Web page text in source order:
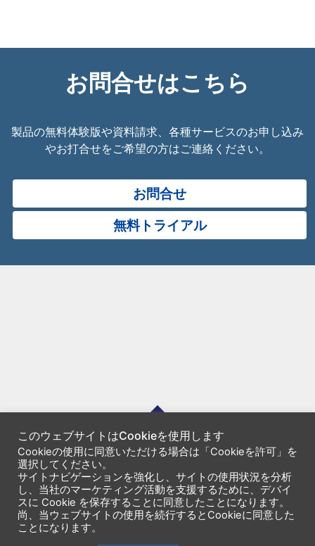
お問合せはこちら
製品の無料体験版や資料請求、各種サービスのお申し込み
やお打合せをご希望の方はご連絡ください。
お問合せ
無料トライアル
企業情報
ニュースリリース
製品一覧
このウェブサイトはCookieを使用します
Cookieの使用に同意いただける場合は「Cookieを許可」を
選択してください。
サイトナビゲーションを強化し、サイトの使用状況を分析
し、当社のマーケティング活動を支援するために、デバイ
スに Cookie を保存することに同意したことになります。
尚、当ウェブサイトの使用を続行するとCookieに同意した
ことになります。